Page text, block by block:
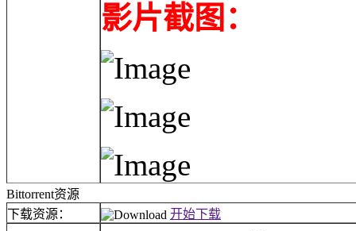
影片截图：
Bittorrent资源
下载资源：
开始下载